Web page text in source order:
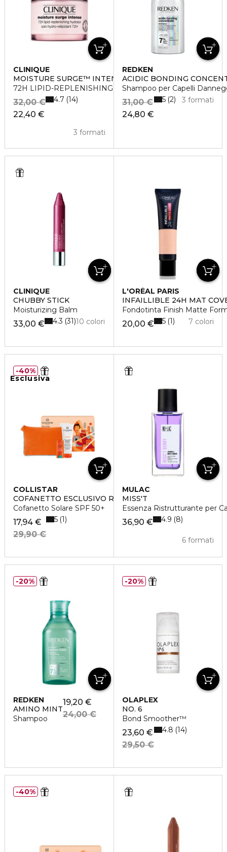
CLINIQUE
MOISTURE SURGE™ INTENSE
72H LIPID-REPLENISHING HYDRATOR
22,40 €
32,00 €
3 formati
4.7 14
REDKEN
ACIDIC BONDING
Shampoo per Capelli
24,80 €
31,00 € 3 formati
5 2
CLINIQUE
CHUBBY STICK
Moisturizing Balm
33,00 € 10 colori
4.3 31
L'ORÉAL PARIS
INFAILLIBLE 24H MAT
Fondotinta Finish Matte
20,00 € 7 colori
5 1
Esclusiva
COLLISTAR
COFANETTO ESCLUSIVO ROUTINE SOLARE
Cofanetto Solare SPF 50+
17,94 €
29,90 €
5 1
40%
MULAC
MISS'T
Essenza Ristrutturante per
36,90 €
6 formati
4.9 8
REDKEN
AMINO MINT
Shampoo
19,20 €
24,00 €
20%
OLAPLEX
NO. 6
Bond Smoother™
23,60 €
29,50 €
4.8 14
20%
40%